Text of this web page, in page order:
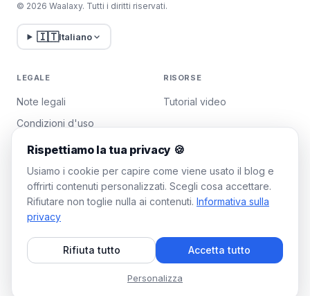
© 2026 Waalaxy. Tutti i diritti riservati.
🇮🇹Italiano
LEGALE
Note legali
Condizioni d'uso
Politica sulla privacy
Gestisci i cookie
RISORSE
Tutorial video
WAALAXY
Piano Team
Programma di affiliazione
Rispettiamo la tua privacy 🍪
Usiamo i cookie per capire come viene usato il blog e
offrirti contenuti personalizzati. Scegli cosa accettare.
Rifiutare non toglie nulla ai contenuti. Informativa sulla
privacy
Rifiuta tutto Accetta tutto
Personalizza